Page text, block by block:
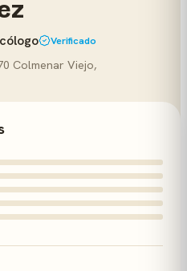
Verificado
Colmenar Viejo,